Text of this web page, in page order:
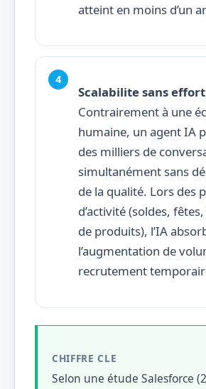
atteint en moins d’un
Scalabilite sans effort
Contrairement à une
humaine, un agent IA
des milliers de
simultanément sans
de la qualité. Lors des
d’activité (soldes,
de produits), l’IA
l’augmentation de
recrutement
CHIFFRE CLE
Selon une étude Salesforce